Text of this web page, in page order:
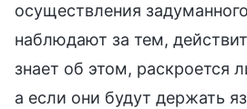
осуществления
наблюдают за тем,
знает об этом, раскроется
а если они будут держать